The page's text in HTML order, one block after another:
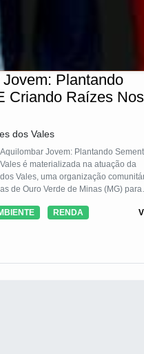
Plantando
Criando Raízes Nos
dos Vales
Jovem: Plantando
é materializada na atuação da
Vales, uma organização
de Ouro Verde de Minas (MG) para
um modelo de
coletiva, a tecnologia contribui
RENDA